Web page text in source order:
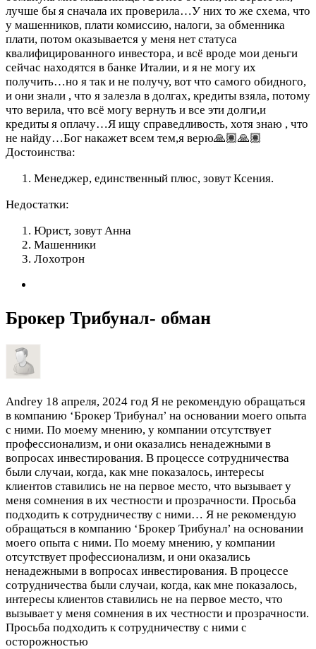
лучше бы я сначала их проверила…У них то же схема, что
у машенников, плати комиссию, налоги, за обменника
плати, потом оказывается у меня нет статуса
квалифицированного инвестора, и всё вроде мои деньги
сейчас находятся в банке Италии, и я не могу их
получить…но я так и не получу, вот что самого обидного,
и они знали , что я залезла в долгах, кредиты взяла, потому
что верила, что всё могу вернуть и все эти долги,и
кредиты я оплачу…Я ищу справедливость, хотя знаю , что
не найду…Бог накажет всем тем,я верю🙏🏽🙏🏽
Достоинства:
Менеджер, единственный плюс, зовут Ксения.
Недостатки:
Юрист, зовут Анна
Машенники
Лохотрон
Брокер Трибунал- обман
Andrey 18 апреля, 2024 год Я не рекомендую обращаться
в компанию ‘Брокер Трибунал’ на основании моего опыта
с ними. По моему мнению, у компании отсутствует
профессионализм, и они оказались ненадежными в
вопросах инвестирования. В процессе сотрудничества
были случаи, когда, как мне показалось, интересы
клиентов ставились не на первое место, что вызывает у
меня сомнения в их честности и прозрачности. Просьба
подходить к сотрудничеству с ними… Я не рекомендую
обращаться в компанию ‘Брокер Трибунал’ на основании
моего опыта с ними. По моему мнению, у компании
отсутствует профессионализм, и они оказались
ненадежными в вопросах инвестирования. В процессе
сотрудничества были случаи, когда, как мне показалось,
интересы клиентов ставились не на первое место, что
вызывает у меня сомнения в их честности и прозрачности.
Просьба подходить к сотрудничеству с ними с
осторожностью